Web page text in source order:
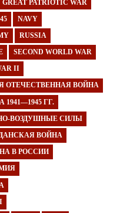
GREAT PATRIOTIC WAR
NAVY
RUSSIA
SECOND WORLD WAR
II
ОТЕЧЕСТВЕННАЯ ВОЙНА
ГГ.
ВОЗДУШНЫЕ СИЛЫ
ВОЙНА
В РОССИИ